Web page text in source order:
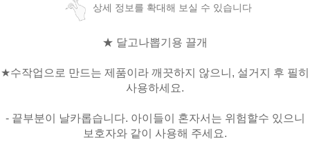
상세 정보를 확대해 보실 수 있습니다
★ 달고나뽑기용 끌개
★수작업으로 만드는 제품이라 깨끗하지 않으니, 설거지 후 필히
사용하세요.
- 끝부분이 날카롭습니다. 아이들이 혼자서는 위험할수 있으니
보호자와 같이 사용해 주세요.